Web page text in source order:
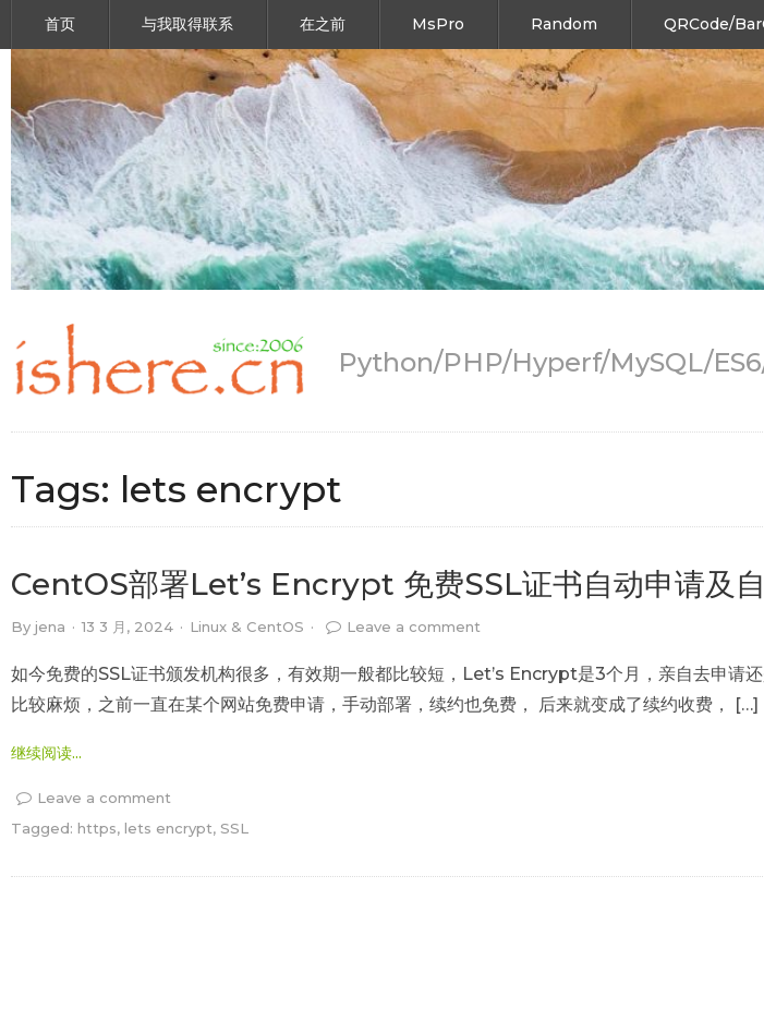
首页 与我取得联系 在之前 MsPro Random QRCode/
Python/PHP/Hyperf/MySQL/
Tags: lets encrypt
CentOS部署Let’s Encrypt 免费SSL证书自动申请及
By jena · 13 3 月, 2024 · Linux & CentOS · Leave a comment
如今免费的SSL证书颁发机构很多，有效期一般都比较短，Let’s Encrypt是3个月，亲自去申请
比较麻烦，之前一直在某个网站免费申请，手动部署，续约也免费， 后来就变成了续约收费， […]
继续阅读...
Leave a comment
Tagged: https, lets encrypt, SSL